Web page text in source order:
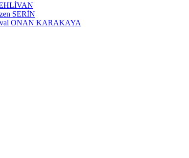
SERİN
ONAN KARAKAYA